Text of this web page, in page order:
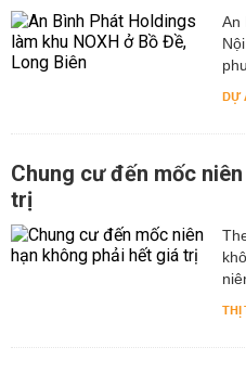
An
DỰ
Chung cư đến mốc
trị
THỊ